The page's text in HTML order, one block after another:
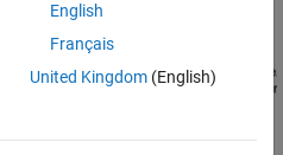
English
Français
United Kingdom(English)